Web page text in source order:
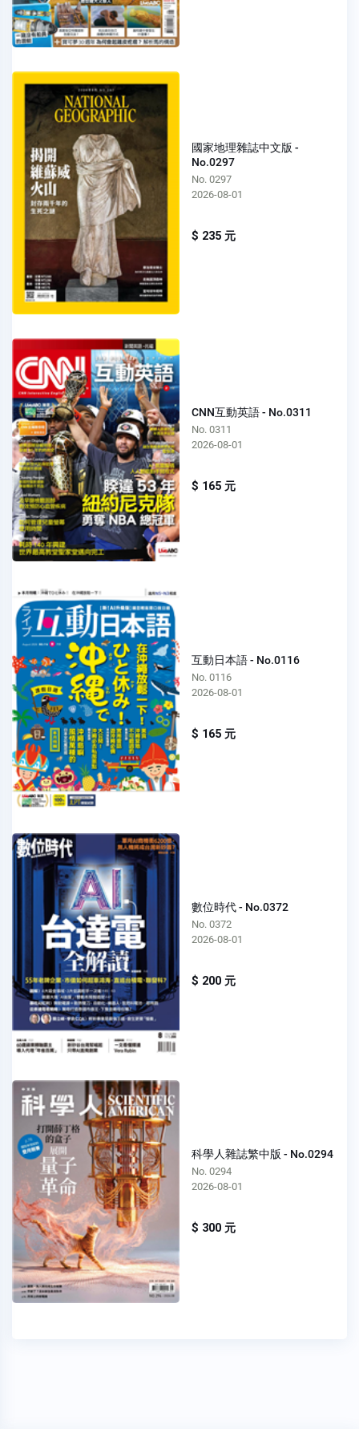
國家地理雜誌中文版 -
No.0297
No. 0297
2026-08-01
$ 235 元
CNN互動英語 - No.0311
No. 0311
2026-08-01
$ 165 元
互動日本語 - No.0116
No. 0116
2026-08-01
$ 165 元
數位時代 - No.0372
No. 0372
2026-08-01
$ 200 元
科學人雜誌繁中版 - No.0294
No. 0294
2026-08-01
$ 300 元